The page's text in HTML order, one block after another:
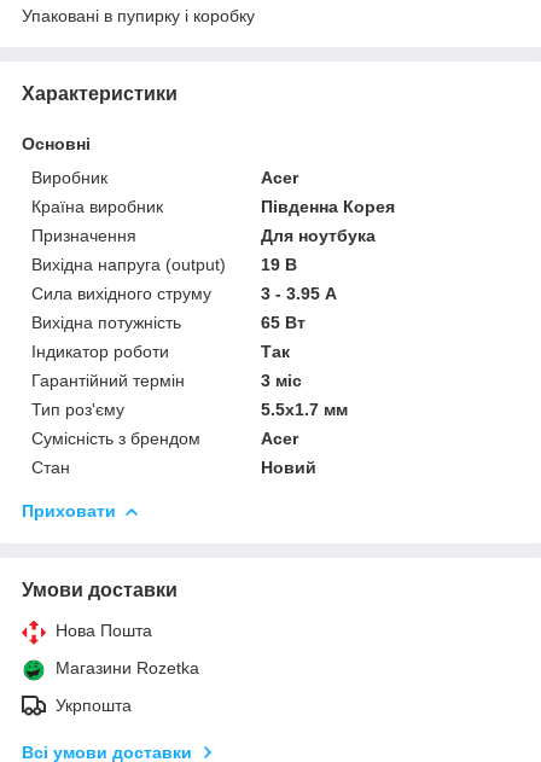
Упаковані в пупирку і коробку
Характеристики
Основні
Виробник
Acer
Країна виробник
Південна Корея
Призначення
Для ноутбука
Вихідна напруга (output)
19 В
Сила вихідного струму
3 - 3.95 А
Вихідна потужність
65 Вт
Індикатор роботи
Так
Гарантійний термін
3 міс
Тип роз'єму
5.5x1.7 мм
Сумісність з брендом
Acer
Стан
Новий
Приховати
Умови доставки
Нова Пошта
Магазини Rozetka
Укрпошта
Всі умови доставки